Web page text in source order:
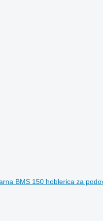
BMS 150 hoblerica za